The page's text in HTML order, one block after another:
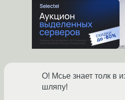
О! Мсье знает толк в
шляпу!